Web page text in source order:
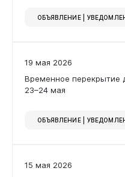
ОБЪЯВЛЕНИЕ |
19 мая 2026
Временное перекрытие
23–24 мая
ОБЪЯВЛЕНИЕ |
15 мая 2026